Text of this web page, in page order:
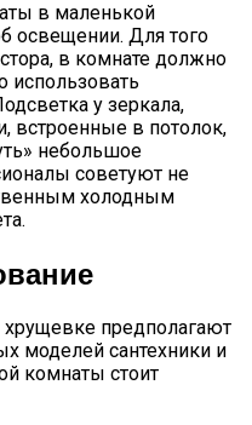
в маленькой
освещении. Для того
в комнате должно
использовать
у зеркала,
встроенные в потолок,
небольшое
советуют не
холодным
предполагают
моделей сантехники и
комнаты стоит